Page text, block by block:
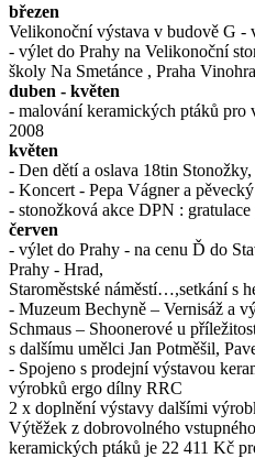
březen
Velikonoční výstava v budově G -
- výlet do Prahy na Velikonoční
školy Na Smetánce , Praha
duben - květen
- malování keramických ptáků pro
2008
květen
- Den dětí a oslava 18tin
- Koncert - Pepa Vágner a
- stonožková akce DPN :
červen
- výlet do Prahy - na cenu Ď do
Prahy - Hrad,
Staroměstské náměstí…,setkání s
- Muzeum Bechyně – Vernisáž a
Schmaus – Shoonerové u
s dalšímu umělci Jan Potměšil,
- Spojeno s prodejní výstavou
výrobků ergo dílny RRC
2 x doplnění výstavy dalšími
Výtěžek z dobrovolného
keramických ptáků je 22 411 Kč